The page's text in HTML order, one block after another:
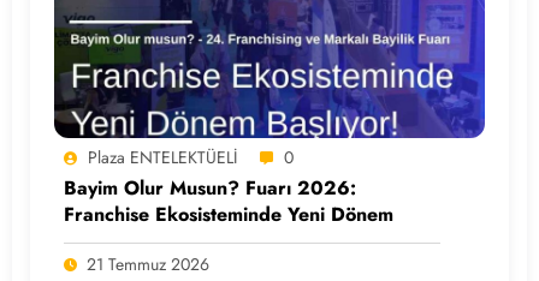
Plaza ENTELEKTÜELİ 0
Bayim Olur Musun? Fuarı 2026:
Franchise Ekosisteminde Yeni Dönem
21 Temmuz 2026